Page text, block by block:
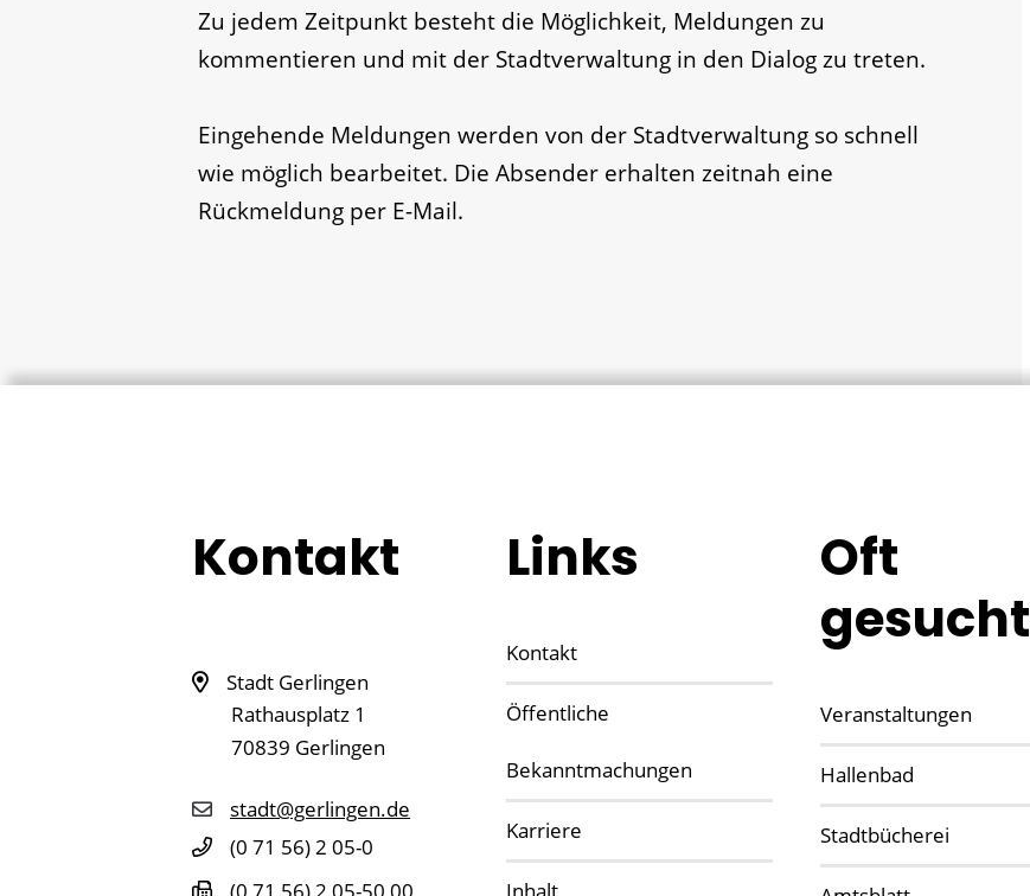
Zu jedem Zeitpunkt besteht die Möglichkeit, Meldungen zu
kommentieren und mit der Stadtverwaltung in den Dialog zu treten.
Eingehende Meldungen werden von der Stadtverwaltung so schnell
wie möglich bearbeitet. Die Absender erhalten zeitnah eine
Rückmeldung per E-Mail.
Kontakt
Stadt Gerlingen
Rathausplatz 1
70839 Gerlingen
stadt@gerlingen.de
(0 71 56) 2 05-0
Links
Kontakt
Öffentliche
Bekanntmachungen
Karriere
Oft
gesucht
Veranstaltungen
Hallenbad
Stadtbücherei